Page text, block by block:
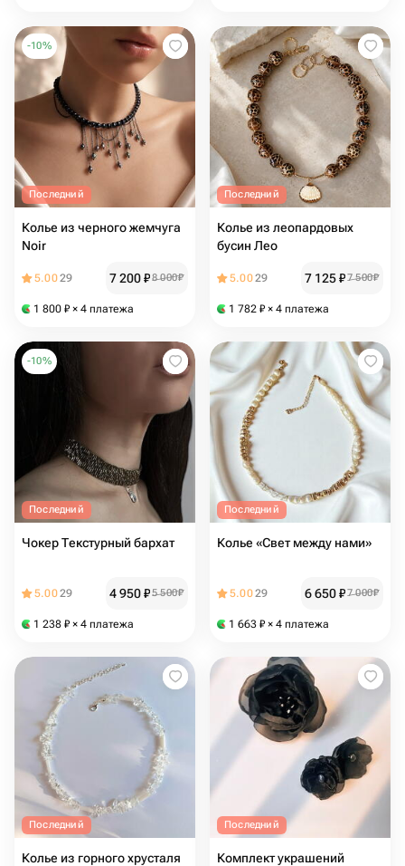
-10%
Последний
Колье из черного жемчуга
Noir
5.0029 7 200₽8 000₽
1 800 ₽ × 4 платежа
Последний
Колье из леопардовых
бусин Лео
5.0029 7 125₽7 500₽
1 782 ₽ × 4 платежа
-10%
Последний
Чокер Текстурный бархат
5.0029 4 950₽5 500₽
1 238 ₽ × 4 платежа
Последний
Колье «Свет между нами»
5.0029 6 650₽7 000₽
1 663 ₽ × 4 платежа
Последний
Колье из горного хрусталя
Последний
Комплект украшений